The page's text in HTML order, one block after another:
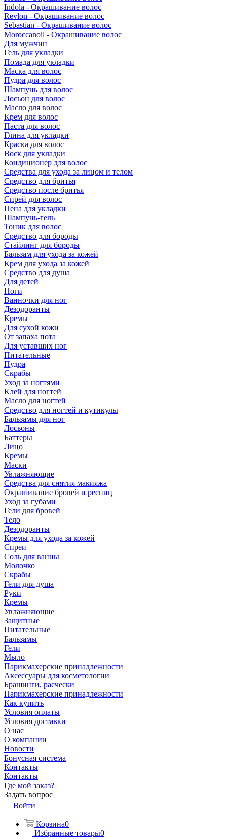
Indola - Окрашивание волос
Revlon - Окрашивание волос
Sebastian - Окрашивание волос
Moroccanoil - Окрашивание волос
Для мужчин
Гель для укладки
Помада для укладки
Маска для волос
Пудра для волос
Шампунь для волос
Лосьон для волос
Масло для волос
Крем для волос
Паста для волос
Глина для укладки
Краска для волос
Воск для укладки
Кондиционер для волос
Средства для ухода за лицом и телом
Средство для бритья
Средство после бритья
Спрей для волос
Пена для укладки
Шампунь-гель
Тоник для волос
Средство для бороды
Стайлинг для бороды
Бальзам для ухода за кожей
Крем для ухода за кожей
Средство для душа
Для детей
Ноги
Ванночки для ног
Дезодоранты
Кремы
Для сухой кожи
От запаха пота
Для уставших ног
Питательные
Пудра
Скрабы
Уход за ногтями
Клей для ногтей
Масло для ногтей
Средство для ногтей и кутикулы
Бальзамы для ног
Лосьоны
Баттеры
Лицо
Кремы
Маски
Увлажняющие
Средства для снятия макияжа
Окрашивание бровей и ресниц
Уход за губами
Гели для бровей
Тело
Дезодоранты
Кремы для ухода за кожей
Спреи
Соль для ванны
Молочко
Скрабы
Гели для душа
Руки
Кремы
Увлажняющие
Защитные
Питательные
Бальзамы
Гели
Мыло
Парикмахерские принадлежности
Аксессуары для косметологии
Брашинги, расчески
Парикмахерские принадлежности
Как купить
Условия оплаты
Условия доставки
О нас
О компании
Новости
Бонусная система
Контакты
Контакты
Где мой заказ?
Задать вопрос
Войти
Корзина0
Избранные товары0